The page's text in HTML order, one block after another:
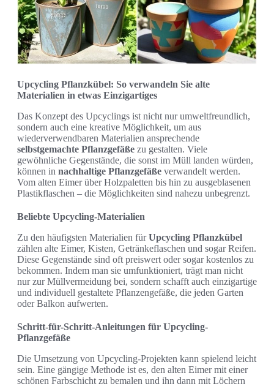
Upcycling Pflanzkübel: So verwandeln Sie alte
Materialien in etwas Einzigartiges
Das Konzept des Upcyclings ist nicht nur umweltfreundlich,
sondern auch eine kreative Möglichkeit, um aus
wiederverwendbaren Materialien ansprechende
selbstgemachte Pflanzgefäße zu gestalten. Viele
gewöhnliche Gegenstände, die sonst im Müll landen würden,
können in nachhaltige Pflanzgefäße verwandelt werden.
Vom alten Eimer über Holzpaletten bis hin zu ausgeblasenen
Plastikflaschen – die Möglichkeiten sind nahezu unbegrenzt.
Beliebte Upcycling-Materialien
Zu den häufigsten Materialien fürUpcycling Pflanzkübel
zählen alte Eimer, Kisten, Getränkeflaschen und sogar Reifen.
Diese Gegenstände sind oft preiswert oder sogar kostenlos zu
bekommen. Indem man sie umfunktioniert, trägt man nicht
nur zur Müllvermeidung bei, sondern schafft auch einzigartige
und individuell gestaltete Pflanzengefäße, die jeden Garten
oder Balkon aufwerten.
Schritt-für-Schritt-Anleitungen für Upcycling-
Pflanzgefäße
Die Umsetzung von Upcycling-Projekten kann spielend leicht
sein. Eine gängige Methode ist es, den alten Eimer mit einer
schönen Farbschicht zu bemalen und ihn dann mit Löchern